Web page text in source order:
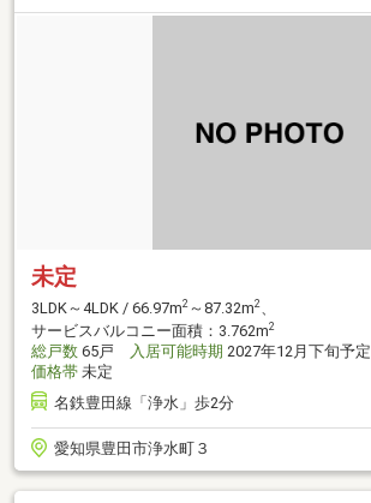
未定
3LDK～4LDK / 66.97m2 ～87.32m2、
サービスバルコニー面積：3.762m2
総戸数 65戸 入居可能時期 2027年12月下旬予定
価格帯 未定
名鉄豊田線「浄水」歩2分
愛知県豊田市浄水町３